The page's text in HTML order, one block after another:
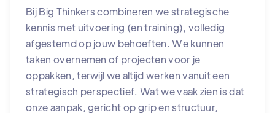
Bij Big Thinkers combineren we strategische
kennis met uitvoering (en training), volledig
afgestemd op jouw behoeften. We kunnen
taken overnemen of projecten voor je
oppakken, terwijl we altijd werken vanuit een
strategisch perspectief. Wat we vaak zien is dat
onze aanpak, gericht op grip en structuur,